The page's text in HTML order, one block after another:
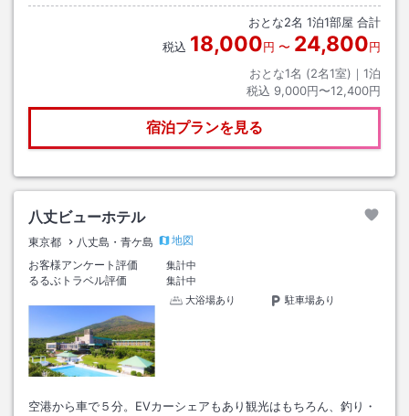
おとな2名 1泊1部屋 合計
税込 18,000円 〜 24,800円
おとな1名 (2名1室)｜ 1泊
税込 9,000円〜12,400円
宿泊プランを見る
八丈ビューホテル
東京都 八丈島・青ケ島
地図
お客様アンケート評価
集計中
るるぶトラベル評価
集計中
大浴場あり
駐車場あり
空港から車で５分。EVカーシェアもあり観光はもちろん、釣り・